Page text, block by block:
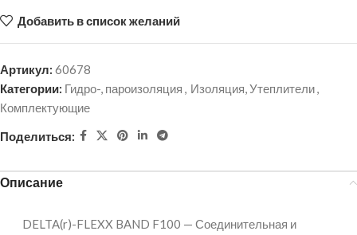
Добавить в список желаний
Артикул: 60678
Категории: Гидро-, пароизоляция , Изоляция, Утеплители,
Комплектующие
Поделиться:
Описание
DELTA(r)-FLEXX BAND F100 — Соединительная и